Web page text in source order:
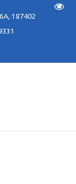
, 187402